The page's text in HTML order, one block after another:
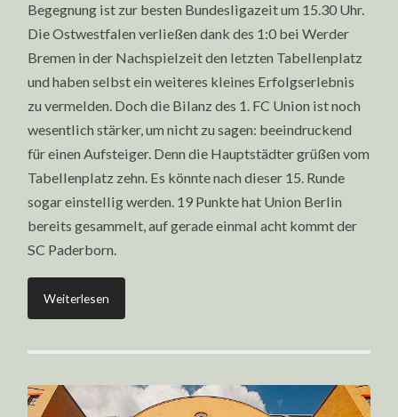
Begegnung ist zur besten Bundesligazeit um 15.30 Uhr.
Die Ostwestfalen verließen dank des 1:0 bei Werder
Bremen in der Nachspielzeit den letzten Tabellenplatz
und haben selbst ein weiteres kleines Erfolgserlebnis
zu vermelden. Doch die Bilanz des 1. FC Union ist noch
wesentlich stärker, um nicht zu sagen: beeindruckend
für einen Aufsteiger. Denn die Hauptstädter grüßen vom
Tabellenplatz zehn. Es könnte nach dieser 15. Runde
sogar einstellig werden. 19 Punkte hat Union Berlin
bereits gesammelt, auf gerade einmal acht kommt der
SC Paderborn.
Weiterlesen